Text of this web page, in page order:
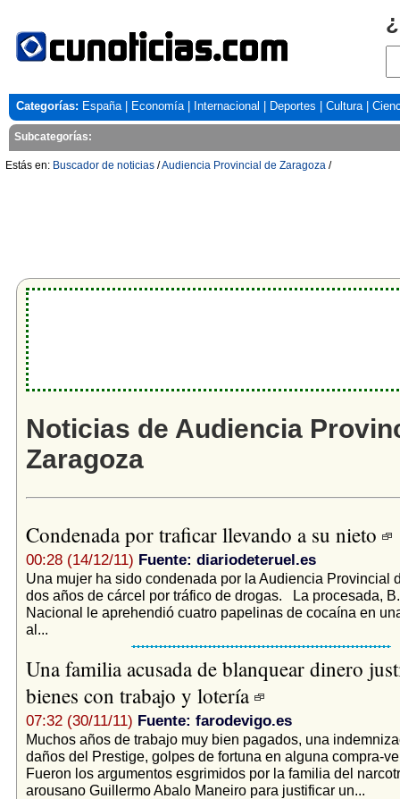
Categorías: España| Economía| Internacional Deportes Cultura|
Subcategorías:
Estás en: Buscador de noticias /Audiencia Provincial de Zaragoza /
Noticias de Audiencia
Zaragoza
Condenada por traficar llevando a su nieto
00:28 (14/12/11) Fuente: diariodeteruel.es
Una mujer ha sido condenada por la Audiencia Provincial
dos años de cárcel por tráfico de drogas. La procesada,
Nacional le aprehendió cuatro papelinas de cocaína en
al...
Una familia acusada de blanquear dinero
bienes con trabajo y lotería
07:32 (30/11/11) Fuente: farodevigo.es
Muchos años de trabajo muy bien pagados, una
daños del Prestige, golpes de fortuna en alguna compra-
Fueron los argumentos esgrimidos por la familia del
arousano Guillermo Abalo Maneiro para justificar un...